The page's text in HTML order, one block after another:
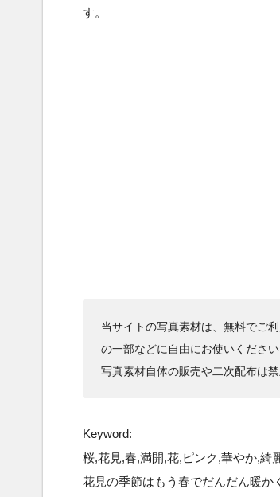
す。
当サイトの写真素材は、無料でご
の一部などに自由にお使いくださ
写真素材自体の販売や二次配布は
Keyword:
桜,花見,春,満開,花,ピンク,華やか,綺
花見の季節はもう春でだんだん暖か